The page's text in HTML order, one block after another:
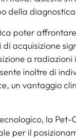
della
poter
di acquisizione
a
inoltre di
un vantaggio
la
per il